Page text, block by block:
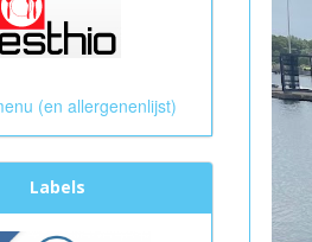
(en allergenenlijst)
Labels